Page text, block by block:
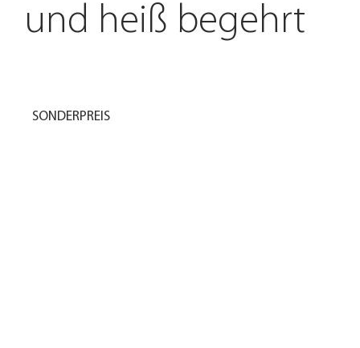
SONDERPREIS
und heiß begehrt